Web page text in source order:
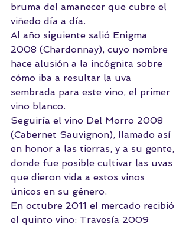
bruma del amanecer que cubre el
viñedo día a día.
Al año siguiente salió Enigma
2008 (Chardonnay), cuyo nombre
hace alusión a la incógnita sobre
cómo iba a resultar la uva
sembrada para este vino, el primer
vino blanco.
Seguiría el vino Del Morro 2008
(Cabernet Sauvignon), llamado así
en honor a las tierras, y a su gente,
donde fue posible cultivar las uvas
que dieron vida a estos vinos
únicos en su género.
En octubre 2011 el mercado recibió
el quinto vino: Travesía 2009